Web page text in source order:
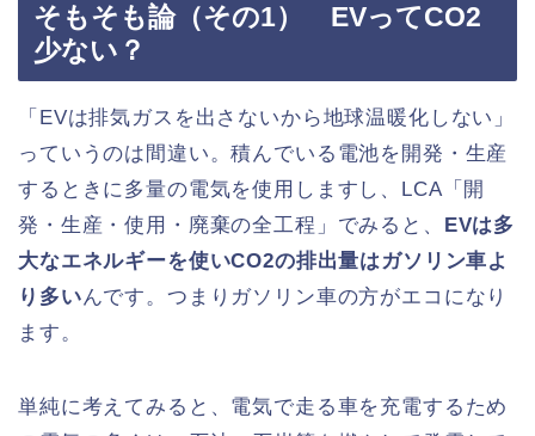
そもそも論（その1） EVってCO2
少ない？
「EVは排気ガスを出さないから地球温暖化しない」
っていうのは間違い。積んでいる電池を開発・生産
するときに多量の電気を使用しますし、LCA「開
発・生産・使用・廃棄の全工程」でみると、
EVは多
大なエネルギーを使いCO2の排出量はガソリン車よ
り多いんです。つまりガソリン車の方がエコになり
ます。
単純に考えてみると、電気で走る車を充電するため